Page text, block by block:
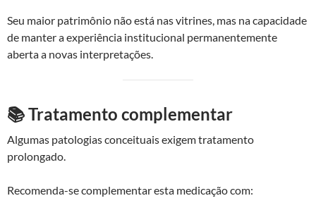
Seu maior patrimônio não está nas vitrines, mas na capacidade
de manter a experiência institucional permanentemente
aberta a novas interpretações.
📚 Tratamento complementar
Algumas patologias conceituais exigem tratamento
prolongado.
Recomenda-se complementar esta medicação com: